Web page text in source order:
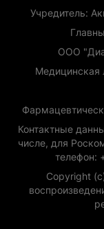
Учредитель:
ООО
Медицинская
Контактные
числе, для
телефон:
Copyright